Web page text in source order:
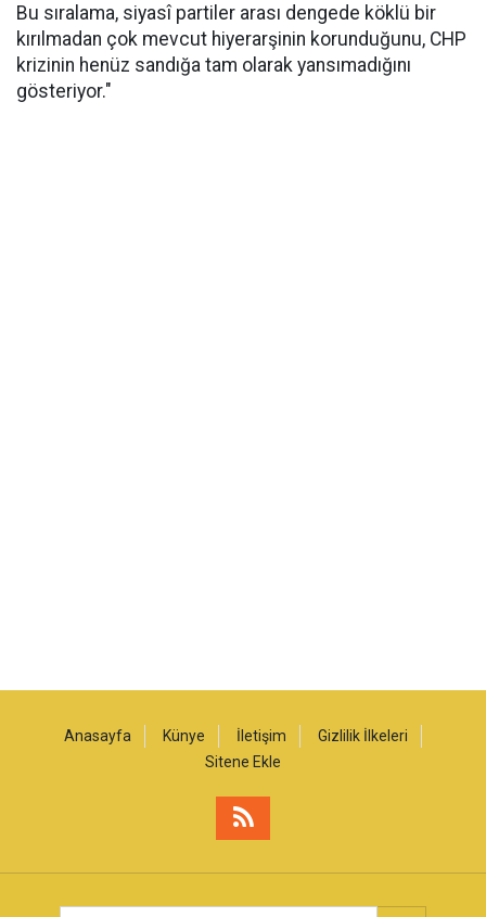
Bu sıralama, siyasî partiler arası dengede köklü bir
kırılmadan çok mevcut hiyerarşinin korunduğunu, CHP
krizinin henüz sandığa tam olarak yansımadığını
gösteriyor."
Anasayfa Künye İletişim
Gizlilik İlkeleri
Sitene Ekle